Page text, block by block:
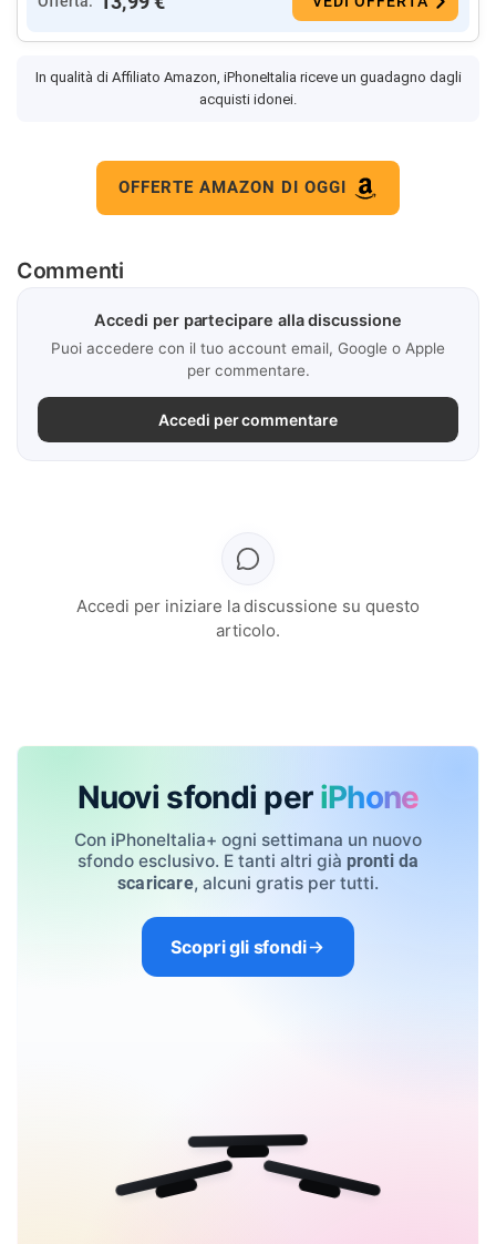
In qualità di Affiliato Amazon, iPhoneItalia riceve un guadagno dagli
acquisti idonei.
OFFERTE AMAZON DI OGGI
Commenti
Accedi per partecipare alla discussione
Puoi accedere con il tuo account email, Google o Apple
per commentare.
Accedi per commentare
Accedi per iniziare la discussione su questo
articolo.
Nuovi sfondi per iPhone
Con iPhoneItalia+ ogni settimana un nuovo
sfondo esclusivo. E tanti altri già pronti da
scaricare, alcuni gratis per tutti.
Scopri gli sfondi